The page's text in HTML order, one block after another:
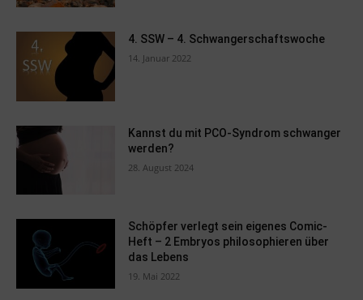
4. SSW – 4. Schwangerschaftswoche
14. Januar 2022
Kannst du mit PCO-Syndrom schwanger
werden?
28. August 2024
Schöpfer verlegt sein eigenes Comic-
Heft – 2 Embryos philosophieren über
das Lebens
19. Mai 2022